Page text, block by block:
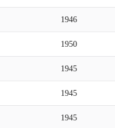
1946
1950
1945
1945
1945